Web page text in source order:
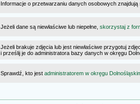
Informacje o przetwarzaniu danych osobowych
Jeżeli dane są niewłaściwe lub niepełne, skorzystaj z
Jeżeli brakuje zdjęcia lub jest niewłaściwe przygotuj
i prześlij je do administratora bazy danych w okręgu
Sprawdź, kto jest administratorem w okręgu